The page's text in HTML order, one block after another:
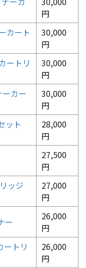
円
カート
30,000
円
ートリ
30,000
円
カー
30,000
円
ット
28,000
円
27,500
円
ッジ
27,000
円
ー
26,000
円
ートリ
26,000
円